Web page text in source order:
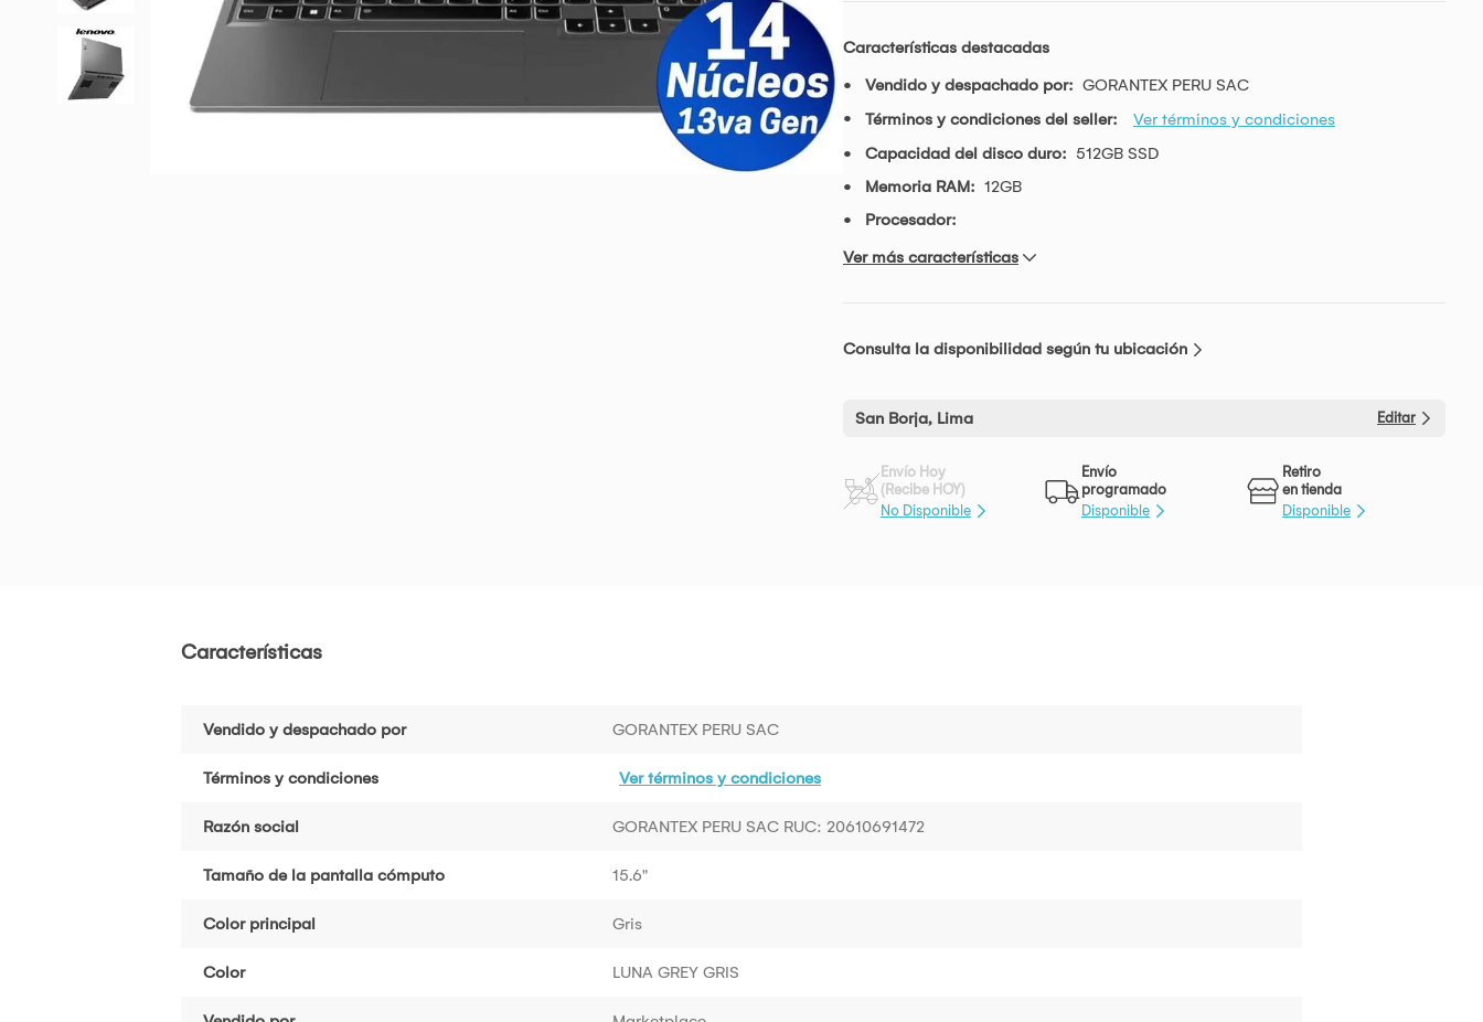
Características destacadas
Vendido y despachado por: GORANTEX PERU SAC
Términos y condiciones del seller:
Ver términos y condiciones
Capacidad del disco duro: 512GB SSD
Memoria RAM: 12GB
Procesador:
Ver más características
Consulta la disponibilidad según tu ubicación
San Borja, Lima Editar
Envío Hoy
(Recibe HOY)
No Disponible
Envío
programado
Disponible
Retiro
en tienda
Disponible
Características
Vendido y despachado por GORANTEX PERU SAC
Términos y condiciones Ver términos y condiciones
Razón social GORANTEX PERU SAC RUC: 20610691472
Tamaño de la pantalla cómputo 15.6"
Color principal Gris
Color LUNA GREY GRIS